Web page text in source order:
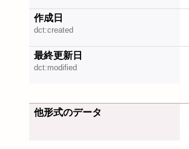
作成日
dct:created
最終更新日
dct:modified
他形式のデータ